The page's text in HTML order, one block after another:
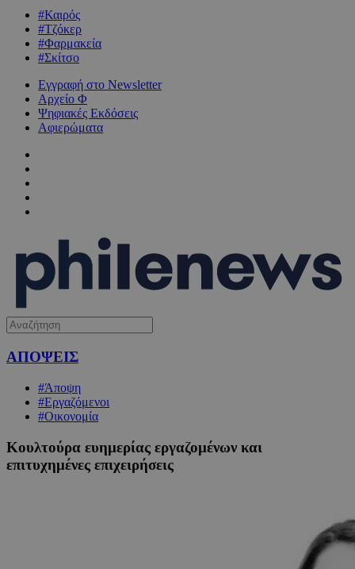
#Καιρός
#Τζόκερ
#Φαρμακεία
#Σκίτσο
Εγγραφή στο Newsletter
Αρχείο Φ
Ψηφιακές Εκδόσεις
Αφιερώματα
ΑΠΟΨΕΙΣ
#Άποψη
#Εργαζόμενοι
#Οικονομία
Κουλτούρα ευημερίας εργαζομένων και
επιτυχημένες επιχειρήσεις